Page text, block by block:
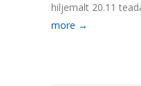
hiljemalt 20.11
more →